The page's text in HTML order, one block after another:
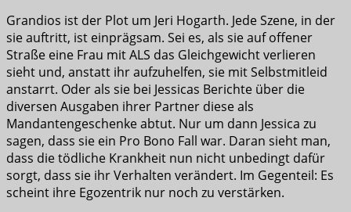
Grandios ist der Plot um Jeri Hogarth. Jede Szene, in der
sie auftritt, ist einprägsam. Sei es, als sie auf offener
Straße eine Frau mit ALS das Gleichgewicht verlieren
sieht und, anstatt ihr aufzuhelfen, sie mit Selbstmitleid
anstarrt. Oder als sie bei Jessicas Berichte über die
diversen Ausgaben ihrer Partner diese als
Mandantengeschenke abtut. Nur um dann Jessica zu
sagen, dass sie ein Pro Bono Fall war. Daran sieht man,
dass die tödliche Krankheit nun nicht unbedingt dafür
sorgt, dass sie ihr Verhalten verändert. Im Gegenteil: Es
scheint ihre Egozentrik nur noch zu verstärken.